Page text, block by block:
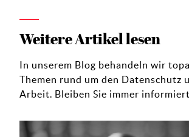
Weitere Artikel lesen
In unserem Blog behandeln wir
Themen rund um den Datenschutz
Arbeit. Bleiben Sie immer